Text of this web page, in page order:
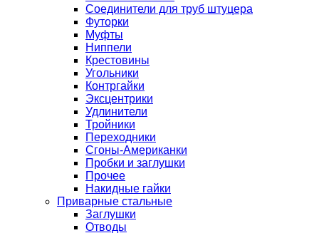
Соединители для труб штуцера
Футорки
Муфты
Ниппели
Крестовины
Угольники
Контргайки
Эксцентрики
Удлинители
Тройники
Переходники
Сгоны-Американки
Пробки и заглушки
Прочее
Накидные гайки
Приварные стальные
Заглушки
Отводы